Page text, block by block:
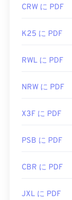
CRW に PDF
K25 に PDF
RWL に PDF
NRW に PDF
X3F に PDF
PSB に PDF
CBR に PDF
JXL に PDF